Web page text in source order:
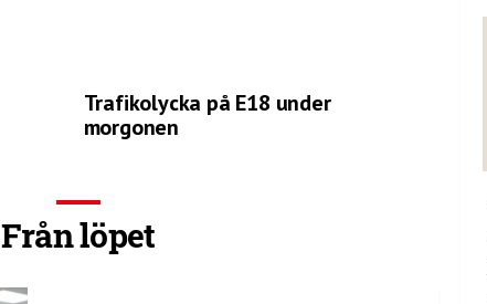
Trafikolycka på E18 under
morgonen
Från löpet